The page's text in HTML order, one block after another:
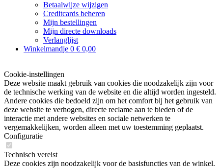
Betaalwijze wijzigen
Creditcards beheren
Mijn bestellingen
Mijn directe downloads
Verlanglijst
Winkelmandje 0 € 0,00
Cookie-instellingen
Deze website maakt gebruik van cookies die noodzakelijk zijn voor
de technische werking van de website en die altijd worden ingesteld.
Andere cookies die bedoeld zijn om het comfort bij het gebruik van
deze website te verhogen, directe reclame aan te bieden of de
interactie met andere websites en sociale netwerken te
vergemakkelijken, worden alleen met uw toestemming geplaatst.
Configuratie
Technisch vereist
Deze cookies zijn noodzakelijk voor de basisfuncties van de winkel.